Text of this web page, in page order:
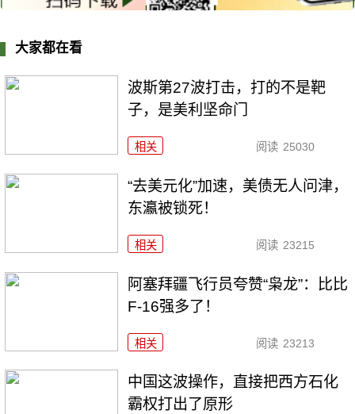
大家都在看
波斯第27波打击，打的不是靶
子，是美利坚命门
相关 阅读 25030
“去美元化”加速，美债无人问津，
东瀛被锁死！
相关 阅读 23215
阿塞拜疆飞行员夸赞“枭龙”：比比
F-16强多了！
相关 阅读 23213
中国这波操作，直接把西方石化
霸权打出了原形